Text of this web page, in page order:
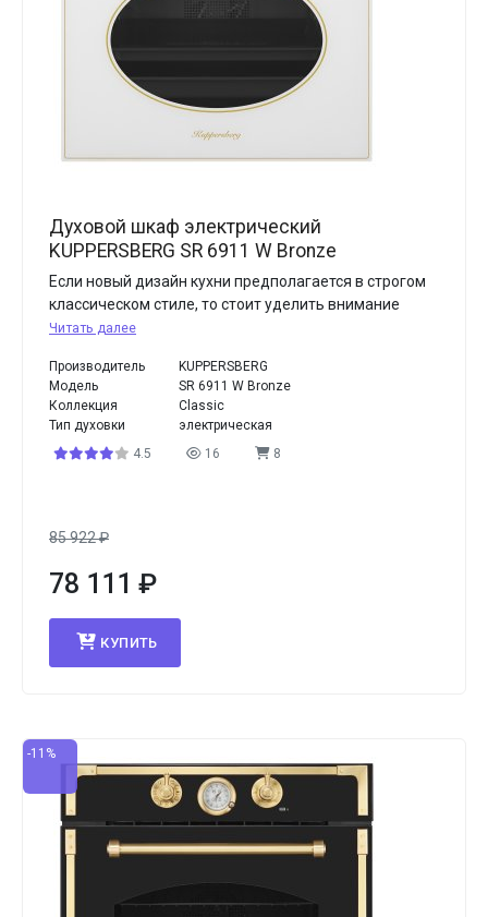
Духовой шкаф электрический
KUPPERSBERG SR 6911 W Bronze
Если новый дизайн кухни предполагается в строгом
классическом стиле, то стоит уделить внимание
Читать далее
Производитель
KUPPERSBERG
Модель
SR 6911 W Bronze
Коллекция
Classic
Тип духовки
электрическая
4.5
16 8
85 922₽
78 111 ₽
КУПИТЬ
-11%